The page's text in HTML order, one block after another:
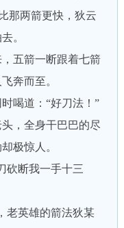
那两箭更快，狄云
。
五箭一断跟着七箭
奔而至。
喝道：“好刀法！”
，全身干巴巴的尽
极惊人。
断我一手十三
英雄的箭法狄某